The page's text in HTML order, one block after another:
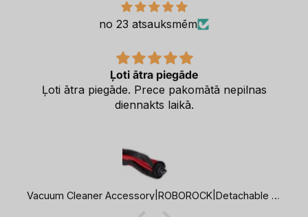
no 23 atsauksmēm
Ļoti ātra piegāde
Ļoti ātra piegāde. Prece pakomātā nepilnas
diennakts laikā.
Vacuum Cleaner Accessory|ROBOROCK|Detachable Rubber Main Brush with Robust Synthetic Bristles|For Q8/Q8+/Q7 TF+/Q7 TF/Q7 BF+/Q7 BF|8.02.0446